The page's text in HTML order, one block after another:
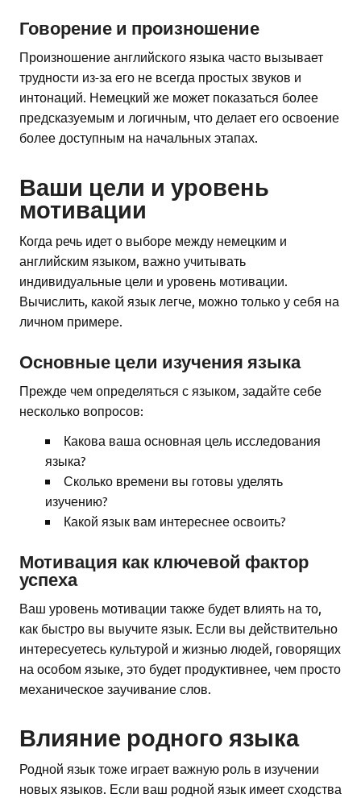
Говорение и произношение
Произношение английского языка часто вызывает
трудности из-за его не всегда простых звуков и
интонаций. Немецкий же может показаться более
предсказуемым и логичным, что делает его освоение
более доступным на начальных этапах.
Ваши цели и уровень
мотивации
Когда речь идет о выборе между немецким и
английским языком, важно учитывать
индивидуальные цели и уровень мотивации.
Вычислить, какой язык легче, можно только у себя на
личном примере.
Основные цели изучения языка
Прежде чем определяться с языком, задайте себе
несколько вопросов:
Какова ваша основная цель исследования
языка?
Сколько времени вы готовы уделять
изучению?
Какой язык вам интереснее освоить?
Мотивация как ключевой фактор
успеха
Ваш уровень мотивации также будет влиять на то,
как быстро вы выучите язык. Если вы действительно
интересуетесь культурой и жизнью людей, говорящих
на особом языке, это будет продуктивнее, чем просто
механическое заучивание слов.
Влияние родного языка
Родной язык тоже играет важную роль в изучении
новых языков. Если ваш родной язык имеет сходства